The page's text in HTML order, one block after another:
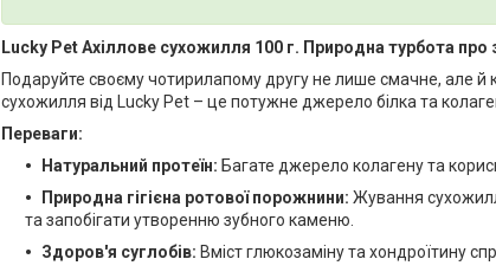
Lucky Pet Ахіллове сухожилля 100 г. Природна турбота
Подаруйте своєму чотирилапому другу не лише смачне, але й
сухожилля від Lucky Pet – це потужне джерело білка та
Переваги:
Натуральний протеїн: Багате джерело колагену та
Природна гігієна ротової порожнини: Жування
та запобігати утворенню зубного каменю.
Здоров'я суглобів: Вміст глюкозаміну та хондроїтину